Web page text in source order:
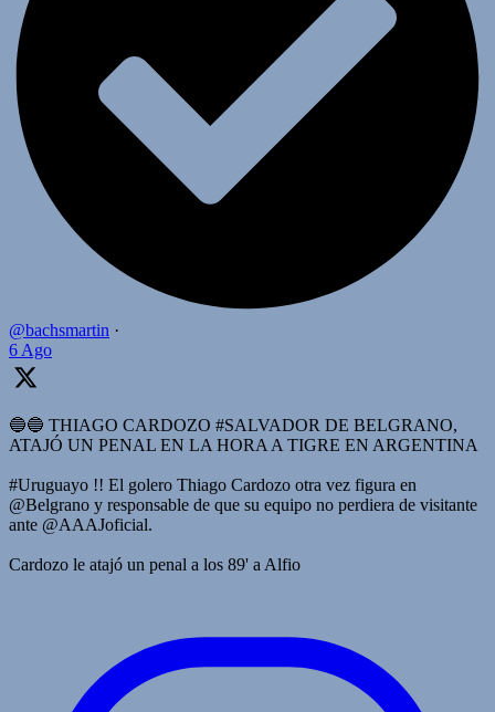
@bachsmartin ·
6 Ago
🔵🔵 THIAGO CARDOZO #SALVADOR DE BELGRANO,
ATAJÓ UN PENAL EN LA HORA A TIGRE EN ARGENTINA
#Uruguayo !! El golero Thiago Cardozo otra vez figura en
@Belgrano y responsable de que su equipo no perdiera de visitante
ante @AAAJoficial.
Cardozo le atajó un penal a los 89' a Alfio